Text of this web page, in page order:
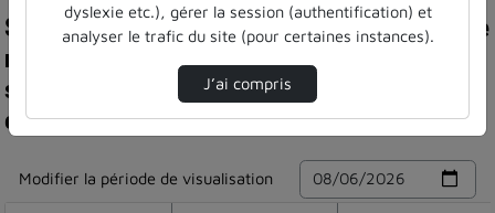
Statistiques de visualisation de la vidéo Journée
neq 2021 : axe 4 : accompagner la
subjectivation des apprentissages des langues
en autonomie : acteurs et dispositifs
Modifier la période de visualisation
dyslexie etc.), gérer la session (authentification) et
analyser le trafic du site (pour certaines instances).
J’ai compris